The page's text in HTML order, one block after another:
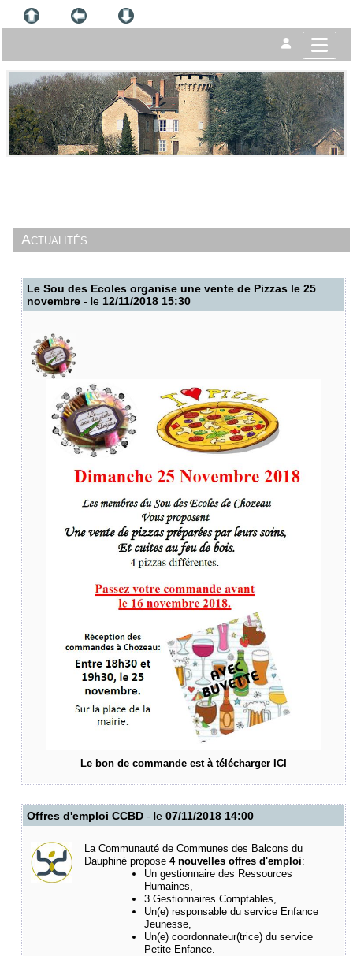
Actualités
Le Sou des Ecoles organise une vente de Pizzas le 25
novembre - le 12/11/2018 15:30
Le bon de commande est à télécharger ICI
Offres d'emploi CCBD - le 07/11/2018 14:00
La Communauté de Communes des Balcons du
Dauphiné propose4 nouvelles offres d'emploi:
Un gestionnaire des Ressources
Humaines,
3 Gestionnaires Comptables,
Un(e) responsable du service Enfance
Jeunesse,
Un(e) coordonnateur(trice) du service
Petite Enfance.